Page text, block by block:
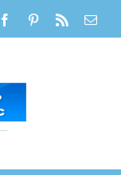
FacebookPinterestRss